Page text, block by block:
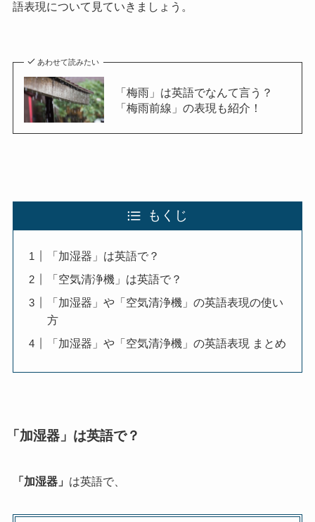
語表現について見ていきましょう。
あわせて読みたい
「梅雨」は英語でなんて言う？
「梅雨前線」の表現も紹介！
もくじ
「加湿器」は英語で？
「空気清浄機」は英語で？
「加湿器」や「空気清浄機」の英語表現の使い
方
「加湿器」や「空気清浄機」の英語表現 まとめ
「加湿器」は英語で？
「加湿器」 は英語で、